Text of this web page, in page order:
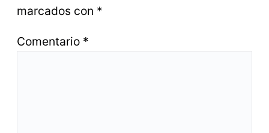
marcados con *
Comentario *